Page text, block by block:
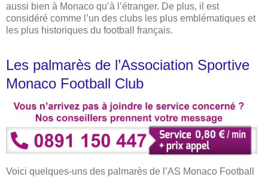
aussi bien à Monaco qu’à l’étranger. De plus, il est
considéré comme l’un des clubs les plus emblématiques et
les plus historiques du football français.
Les palmarès de l’Association Sportive
Monaco Football Club
Voici quelques-uns des palmarès de l’AS Monaco Football